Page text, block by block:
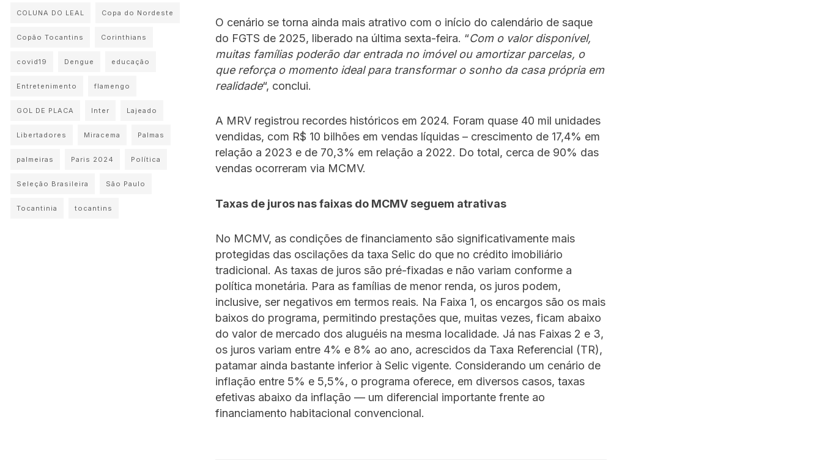
O cenário se torna ainda mais atrativo com o início do calendário de saque
do FGTS de 2025, liberado na última sexta-feira. “Com o valor disponível,
muitas famílias poderão dar entrada no imóvel ou amortizar parcelas, o
que reforça o momento ideal para transformar o sonho da casa própria em
realidade“, conclui.
A MRV registrou recordes históricos em 2024. Foram quase 40 mil unidades
vendidas, com R$ 10 bilhões em vendas líquidas – crescimento de 17,4% em
relação a 2023 e de 70,3% em relação a 2022. Do total, cerca de 90% das
vendas ocorreram via MCMV.
Taxas de juros nas faixas do MCMV seguem atrativas
No MCMV, as condições de financiamento são significativamente mais
protegidas das oscilações da taxa Selic do que no crédito imobiliário
tradicional. As taxas de juros são pré-fixadas e não variam conforme a
política monetária. Para as famílias de menor renda, os juros podem,
inclusive, ser negativos em termos reais. Na Faixa 1, os encargos são os mais
baixos do programa, permitindo prestações que, muitas vezes, ficam abaixo
do valor de mercado dos aluguéis na mesma localidade. Já nas Faixas 2 e 3,
os juros variam entre 4% e 8% ao ano, acrescidos da Taxa Referencial (TR),
patamar ainda bastante inferior à Selic vigente. Considerando um cenário de
inflação entre 5% e 5,5%, o programa oferece, em diversos casos, taxas
efetivas abaixo da inflação — um diferencial importante frente ao
financiamento habitacional convencional.
COLUNA DO LEAL Copa do Nordeste
Copão Tocantins Corinthians
covid19 Dengue educação
Entretenimento flamengo
GOL DE PLACA Inter Lajeado
Libertadores Miracema Palmas
palmeiras Paris 2024 Política
Seleção Brasileira São Paulo
Tocantinia tocantins